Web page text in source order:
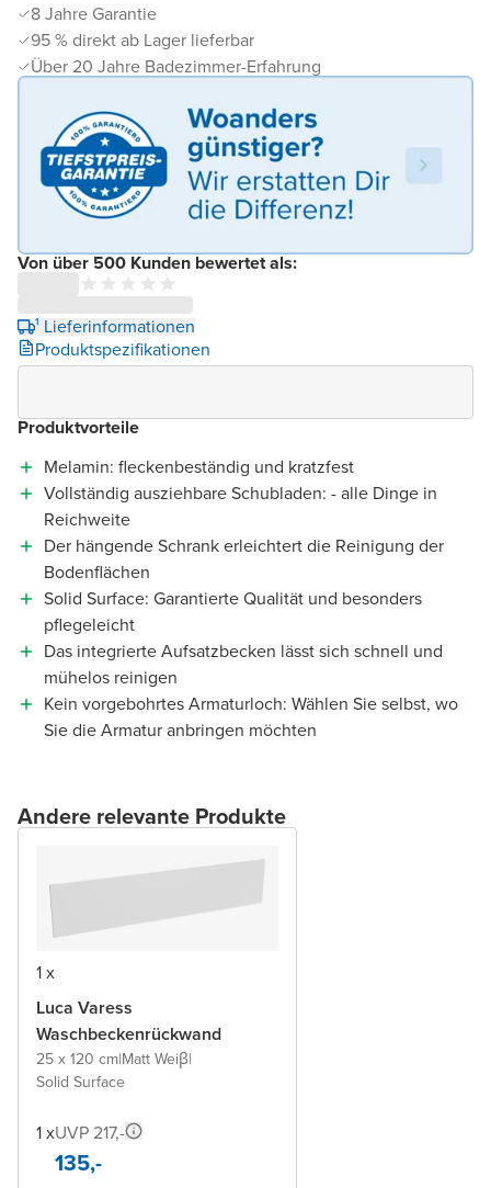
8 Jahre Garantie
95 % direkt ab Lager lieferbar
Über 20 Jahre Badezimmer-Erfahrung
Von über 500 Kunden bewertet als:
¹ Lieferinformationen
Produktspezifikationen
Produktvorteile
Melamin: fleckenbeständig und kratzfest
Vollständig ausziehbare Schubladen: - alle Dinge in
Reichweite
Der hängende Schrank erleichtert die Reinigung der
Bodenflächen
Solid Surface: Garantierte Qualität und besonders
pflegeleicht
Das integrierte Aufsatzbecken lässt sich schnell und
mühelos reinigen
Kein vorgebohrtes Armaturloch: Wählen Sie selbst, wo
Sie die Armatur anbringen möchten
Andere relevante Produkte
1 x
Luca Varess
Waschbeckenrückwand
25 x 120 cm|Matt Weiβ|
Solid Surface
1 xUVP 217,-
135,-